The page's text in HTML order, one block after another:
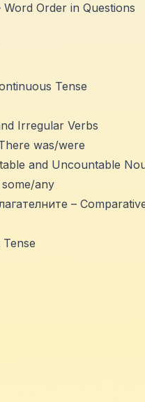
Order in Questions
Tense
Irregular Verbs
was/were
and Uncountable
any
–